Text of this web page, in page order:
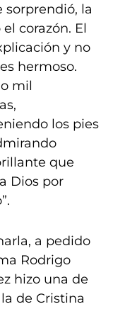
sorprendió, la
corazón. El
y no
hermoso.
mil
los pies
que
Dios por
a pedido
Rodrigo
hizo una de
de Cristina